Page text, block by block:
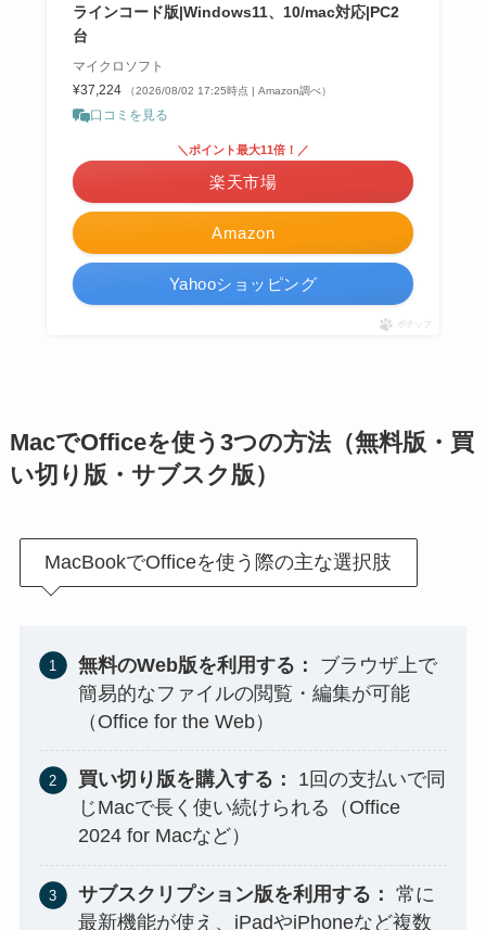
ラインコード版|Windows11、10/mac対応|PC2
台
マイクロソフト
¥37,224
（2026/08/02 17:25時点 | Amazon調べ）
口コミを見る
Amazon
＼ポイント最大11倍！／
楽天市場
Yahooショッピング
ポチップ
MacでOfficeを使う3つの方法（無料版・買
い切り版・サブスク版）
MacBookでOfficeを使う際の主な選択肢
無料のWeb版を利用する：
ブラウザ上で
簡易的なファイルの閲覧・編集が可能
（Office for the Web）
買い切り版を購入する：
1回の支払いで同
じMacで長く使い続けられる（Office
2024 for Macなど）
サブスクリプション版を利用する： 常に
最新機能が使え、iPadやiPhoneなど複数